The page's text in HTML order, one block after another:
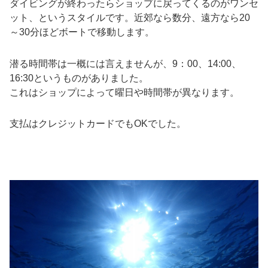
ダイビングが終わったらショップに戻ってくるのがワンセ
ット、というスタイルです。近郊なら数分、遠方なら20
～30分ほどボートで移動します。
潜る時間帯は一概には言えませんが、9：00、14:00、
16:30というものがありました。
これはショップによって曜日や時間帯が異なります。
支払はクレジットカードでもOKでした。